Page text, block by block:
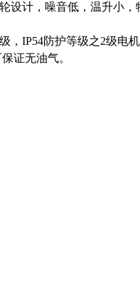
设计，噪音低，温升小
，IP54防护等级之2级电
证无油气。